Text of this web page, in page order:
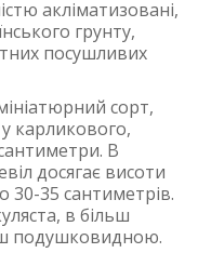
акліматизовані,
грунту,
посушливих
сорт,
карликового,
В
досягає висоти
30-35 сантиметрів.
в більш
подушковидною.